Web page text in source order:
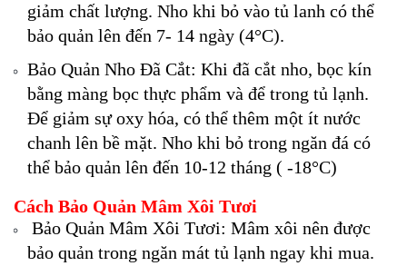
giảm chất lượng. Nho khi bỏ vào tủ lanh có thể
bảo quản lên đến 7- 14 ngày (4°C).
Bảo Quản Nho Đã Cắt: Khi đã cắt nho, bọc kín
bằng màng bọc thực phẩm và để trong tủ lạnh.
Để giảm sự oxy hóa, có thể thêm một ít nước
chanh lên bề mặt. Nho khi bỏ trong ngăn đá có
thể bảo quản lên đến 10-12 tháng ( -18°C)
Cách Bảo Quản Mâm Xôi Tươi
Bảo Quản Mâm Xôi Tươi: Mâm xôi nên được
bảo quản trong ngăn mát tủ lạnh ngay khi mua.